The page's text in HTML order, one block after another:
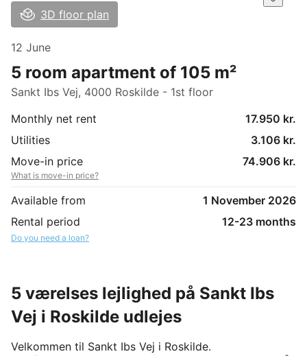
3D floor plan
12 June
5 room apartment of 105 m²
Sankt Ibs Vej, 4000 Roskilde - 1st floor
Monthly net rent
17.950 kr.
Utilities
3.106 kr.
Move-in price
74.906 kr.
What is move-in price?
Available from
1 November 2026
Rental period
12-23 months
Do you need a loan?
5 værelses lejlighed på Sankt Ibs
Vej i Roskilde udlejes
Velkommen til Sankt Ibs Vej i Roskilde.